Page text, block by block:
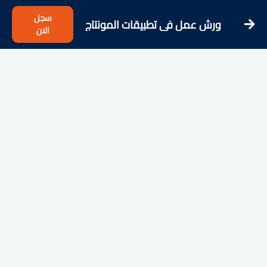
ورش عمل في تطبيقات المونتاج
الإحترافية
سجل
الان